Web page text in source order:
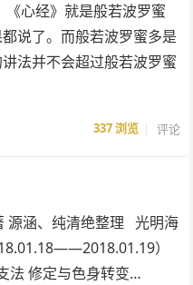
心经》就是般若波罗蜜
说了。而般若波罗蜜多是
法并不会超过般若波罗蜜
337浏览 评论
源涵、纯清绝整理 光明海
）
法 修定与色身转变…